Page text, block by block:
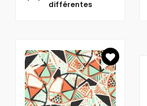
différentes